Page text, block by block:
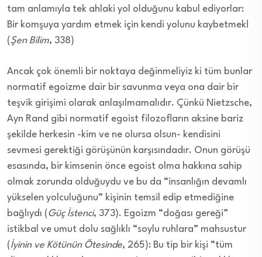
tam anlamıyla tek ahlaki yol olduğunu kabul ediyorlar:
Bir komşuya yardım etmek için kendi yolunu kaybetmek!
(Şen Bilim, 338)
Ancak çok önemli bir noktaya değinmeliyiz ki tüm bunlar
normatif egoizme dair bir savunma veya ona dair bir
teşvik girişimi olarak anlaşılmamalıdır. Çünkü Nietzsche,
Ayn Rand gibi normatif egoist filozofların aksine bariz
şekilde herkesin -kim ve ne olursa olsun- kendisini
sevmesi gerektiği görüşünün karşısındadır. Onun görüşü
esasında, bir kimsenin önce egoist olma hakkına sahip
olmak zorunda olduğuydu ve bu da “insanlığın devamlı
yükselen yolculuğunu” kişinin temsil edip etmediğine
bağlıydı (Güç İstenci, 373). Egoizm “doğası gereği”
istikbal ve umut dolu sağlıklı “soylu ruhlara” mahsustur
(İyinin ve Kötünün Ötesinde, 265): Bu tip bir kişi “tüm